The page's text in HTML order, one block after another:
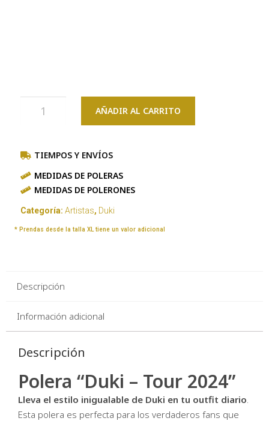
AÑADIR AL CARRITO
TIEMPOS Y ENVÍOS
MEDIDAS DE POLERAS
MEDIDAS DE POLERONES
Categoría: Artistas, Duki
* Prendas desde la talla XL tiene un valor adicional
Descripción
Información adicional
Descripción
Polera “Duki – Tour 2024”
Lleva el estilo inigualable de Duki en tu outfit diario.
Esta polera es perfecta para los verdaderos fans que